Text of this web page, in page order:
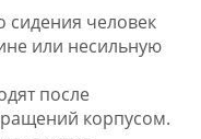
сидения человек
или несильную
после
корпусом.